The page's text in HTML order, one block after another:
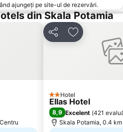
Arogi
Așezarea tradițională Panagia
Byzantine Castle of Kavala
ajungeți pe site-ul de rezervări.
din Skala Potamia
DistribuițiAdăugaţi la
2 Stele
Hotel
Ellas Hotel
8,9 Excelent (421
Skala Potamia, 0.4